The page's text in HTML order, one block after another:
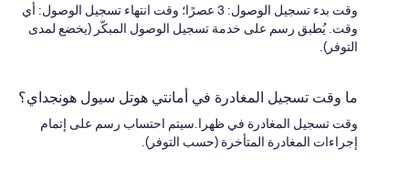
وقت بدء تسجيل الوصول: 3 عصرًا؛ وقت انتهاء تسجيل الوصول: أي
وقت. يُطبق رسم على خدمة تسجيل الوصول المبكّر (يخضع لمدى
التوفر).
ما وقت تسجيل المغادرة في أمانتي هوتل سيول هونجداي؟
وقت تسجيل المغادرة في ظهرا.سيتم احتساب رسم على إتمام
إجراءات المغادرة المتأخرة (حسب التوفر).